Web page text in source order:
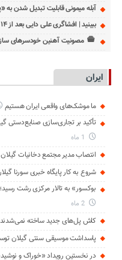
آبله میمونی قابلیت تبدیل شدن به
ببینید | افشاگری علی دایی بعد از ۱۴ سال: احمدی‌نژاد دستور داد بر کنار شوم
مصونیت آهنین خودسرهای
ایران
ما موشک‌های واقعی ایران هستیم
تأکید بر تجاری‌سازی صنایع‌دستی
انتصاب مدیر مجتمع دخانیات
شروع به کار پایگاه خبری سورنا
بوکسور» به تالار مرکزی رشت رسید؛
2 ماه
کاش پل‌های جدید ساخته
پاسداشت موسیقی سنتی گیلان
در نخستین رویداد «خوراک و